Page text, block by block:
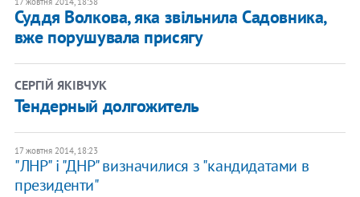
Суддя Волкова, яка звільнила Садовника,
вже порушувала присягу
СЕРГІЙ ЯКІВЧУК
Тендерный долгожитель
17 жовтня 2014, 18:23
"ЛНР" і "ДНР" визначилися з "кандидатами в
президенти"